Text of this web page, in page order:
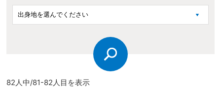
82人中/81-82人目を表示